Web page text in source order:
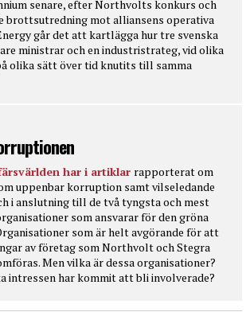
senare, efter Northvolts konkurs och
brottsutredning mot alliansens operativa
går det att kartlägga hur tre svenska
ministrar och en industristrateg, vid olika
olika sätt över tid knutits till samma
har i artiklar rapporterat om
uppenbar korruption samt vilseledande
i anslutning till de två tyngsta och mest
som ansvarar för den gröna
som är helt avgörande för att
av företag som Northvolt och Stegra
Men vilka är dessa organisationer?
intressen har kommit att bli involverade?